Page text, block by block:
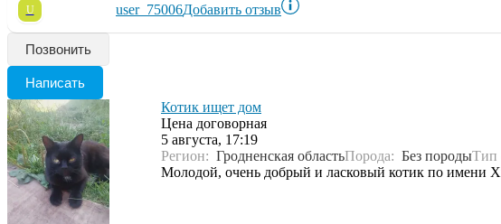
U user_75006Добавить отзыв
Позвонить
Написать
Котик ищет дом
Цена договорная
5 августа, 17:19
Регион: Гродненская областьПорода: Без породыТип
Молодой, очень добрый и ласковый котик по имени